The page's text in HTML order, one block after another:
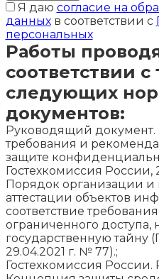
Я даю согласие на
данныхв соответствии с
персональных
Работы
соответствии
следующих
документов:
Руководящий
требования и
защите
Гостехкомиссия России,
Порядок организации и
аттестации объектов
соответствие
ограниченного доступа,
государственную тайну
29.04.2021 г. № 77).;
Гостехкомиссия